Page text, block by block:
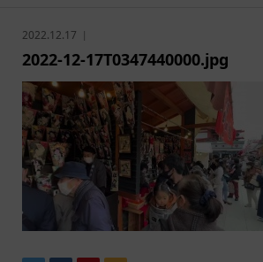
2022.12.17
2022-12-17T0347440000.jpg